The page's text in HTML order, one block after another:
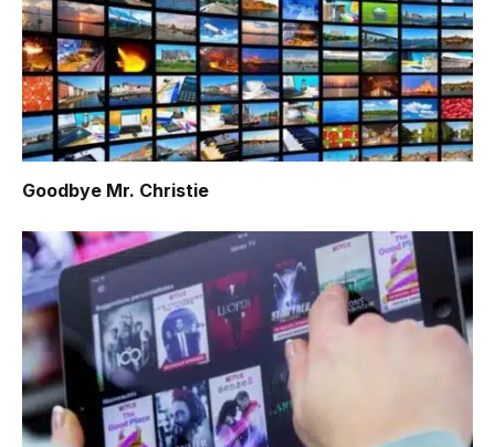
Goodbye Mr. Christie